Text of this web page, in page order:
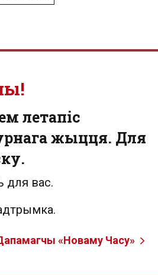
летапіс
жыцця. Для
для вас.
«Новаму Часу»